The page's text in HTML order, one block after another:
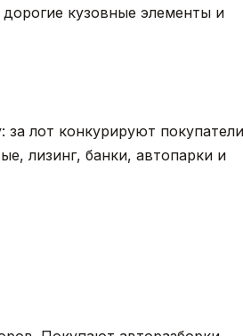
кузовные элементы и
лот конкурируют покупатели
лизинг, банки, автопарки и